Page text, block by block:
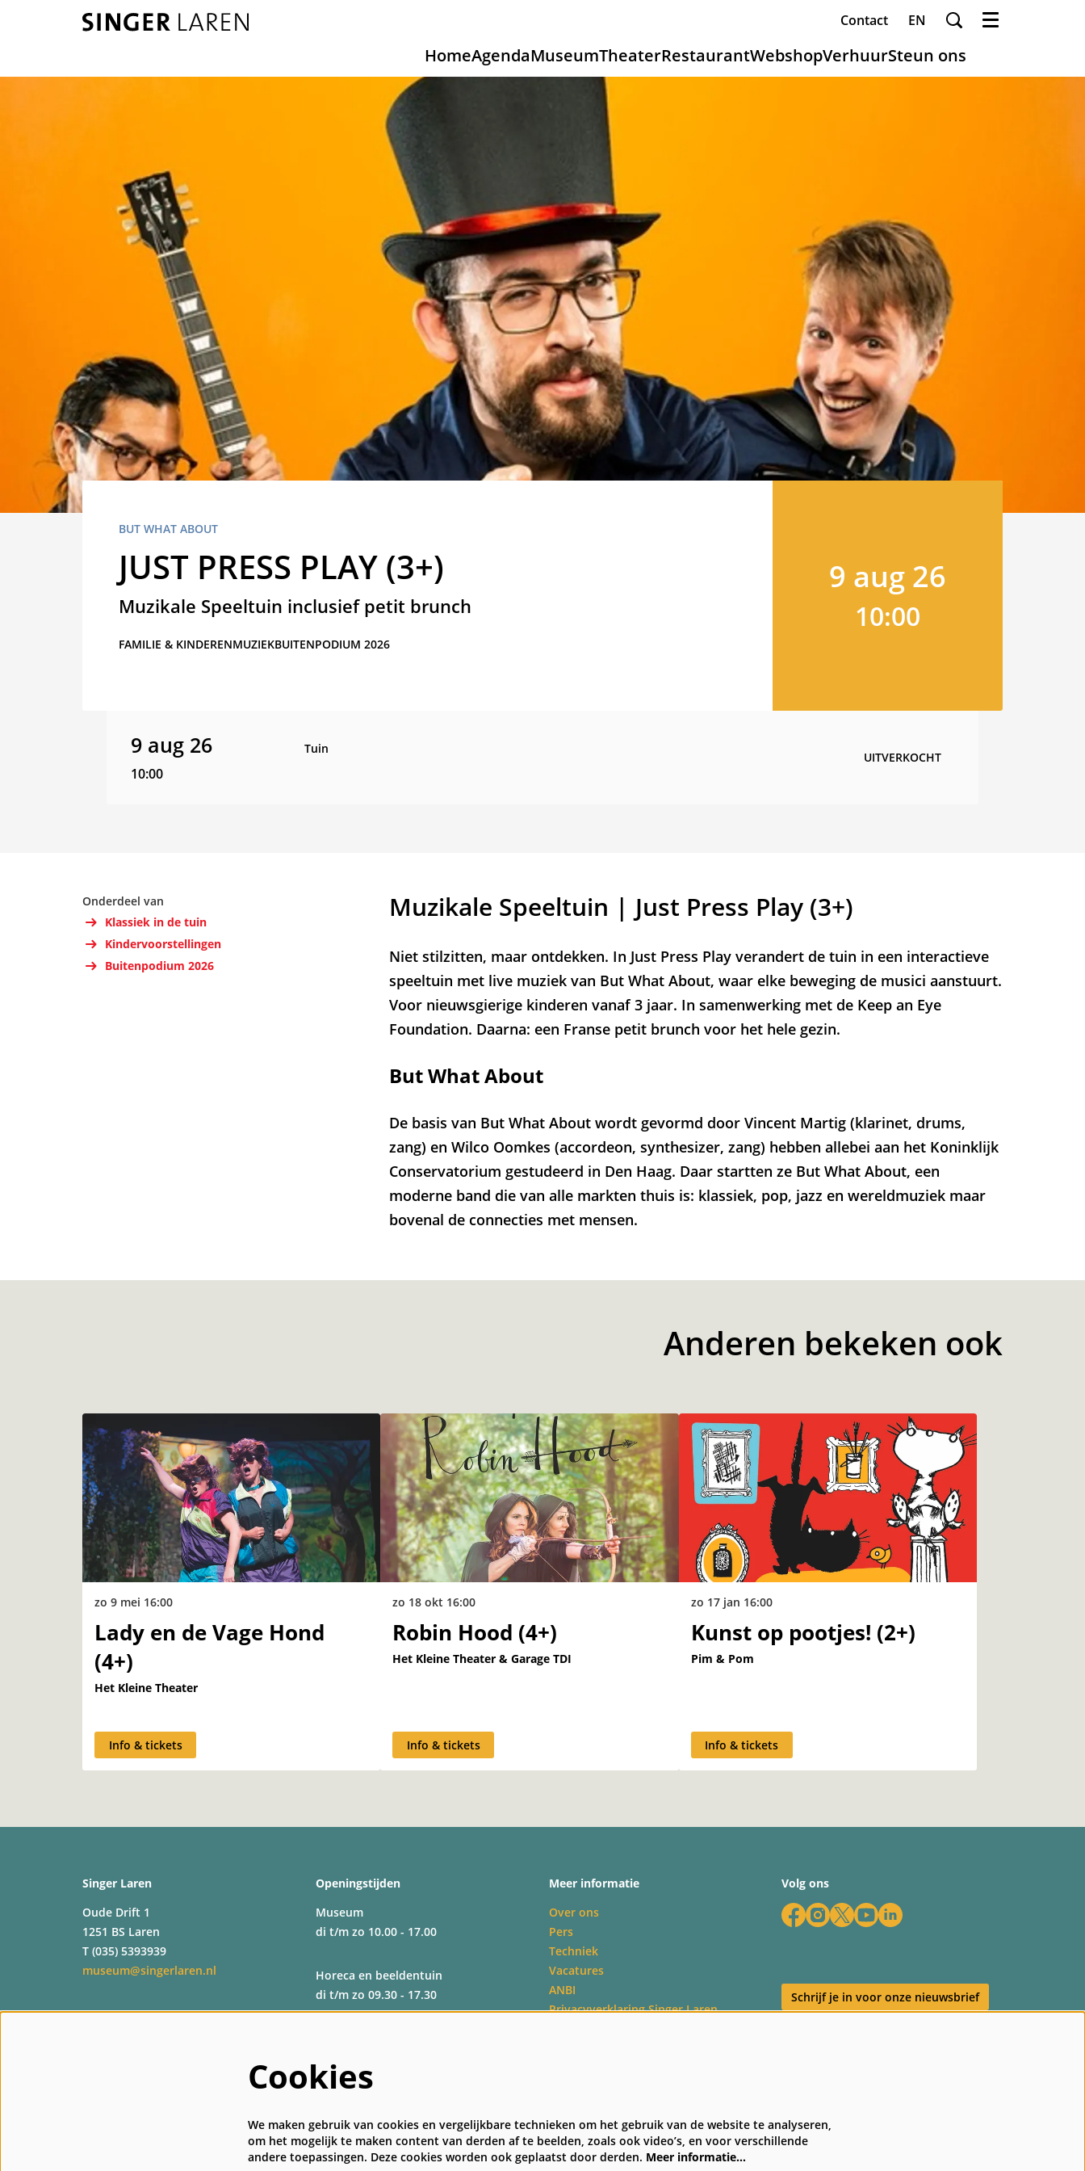
Contact EN
HomeAgendaMuseumTheaterRestaurantWebshopVerhuurSteun ons
Menu
JUST PRESS PLAY (3+)
Muzikale Speeltuin inclusief petit brunch
BUT WHAT ABOUT
FAMILIE & KINDERENMUZIEKBUITENPODIUM 2026
9 aug 26
10:00
9 aug 26
10:00
Tuin
UITVERKOCHT
Muzikale Speeltuin | Just Press Play (3+)
Niet stilzitten, maar ontdekken. In Just Press Play verandert de tuin in een interactieve
speeltuin met live muziek van But What About, waar elke beweging de musici aanstuurt.
Voor nieuwsgierige kinderen vanaf 3 jaar. In samenwerking met de Keep an Eye
Foundation. Daarna: een Franse petit brunch voor het hele gezin.
But What About
De basis van But What About wordt gevormd door Vincent Martig (klarinet, drums,
zang) en Wilco Oomkes (accordeon, synthesizer, zang) hebben allebei aan het Koninklijk
Conservatorium gestudeerd in Den Haag. Daar startten ze But What About, een
moderne band die van alle markten thuis is: klassiek, pop, jazz en wereldmuziek maar
bovenal de connecties met mensen.
Onderdeel van
Klassiek in de tuin
Kindervoorstellingen
Buitenpodium 2026
Anderen bekeken ook
Lady en de Vage Hond
(4+)
Het Kleine Theater
zo 9 mei 16:00
Info & tickets
Robin Hood (4+)
Het Kleine Theater & Garage TDI
zo 18 okt 16:00
Info & tickets
Kunst op pootjes! (2+)
Pim & Pom
zo 17 jan 16:00
Info & tickets
Singer Laren
Oude Drift 1
1251 BS Laren
T (035) 5393939
museum@singerlaren.nl
Openingstijden
Museum
di t/m zo 10.00 - 17.00
Horeca en beeldentuin
di t/m zo 09.30 - 17.30
di t/m zo 09.30 - 17.00
Meer informatie
Over ons
Pers
Techniek
Vacatures
ANBI
Privacyverklaring Singer Laren
Volg ons
Schrijf je in voor onze nieuwsbrief
Cookies
We maken gebruik van cookies en vergelijkbare technieken om het gebruik van de website te analyseren,
om het mogelijk te maken content van derden af te beelden, zoals ook video’s, en voor verschillende
andere toepassingen. Deze cookies worden ook geplaatst door derden. Meer informatie…